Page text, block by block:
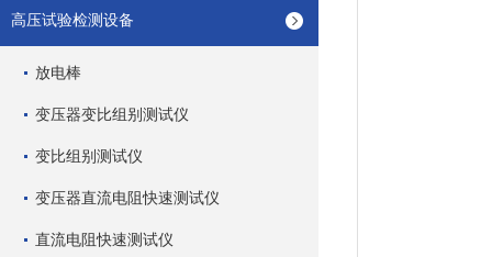
高压试验检测设备
放电棒
变压器变比组别测试仪
变比组别测试仪
变压器直流电阻快速测试仪
直流电阻快速测试仪